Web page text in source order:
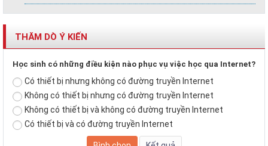
THĂM DÒ Ý KIẾN
Học sinh có những điều kiện nào phục vụ việc học qua Internet?
Có thiết bị nhưng không có đường truyền Internet
Không có thiết bị nhưng có đường truyền Internet
Không có thiết bị và không có đường truyền Internet
Có thiết bị và có đường truyền Internet